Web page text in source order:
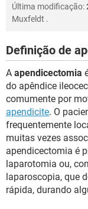
FAMÍLIA
SEXUALIDADE
GLOSSÁRIO
Última modificação:
Muxfeldt .
Definição de
A apendicectomia
do apêndice
comumente por
apendicite. O
frequentemente
muitas vezes
apendicectomia é
laparotomia ou,
laparoscopia, que
rápida, durando